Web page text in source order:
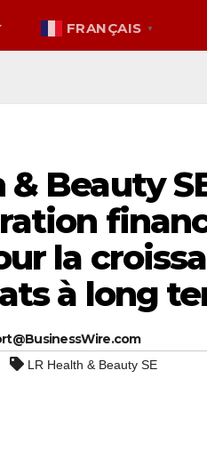
FRANÇAIS ▼
& Beauty
la
à long
LR Health & Beauty SE